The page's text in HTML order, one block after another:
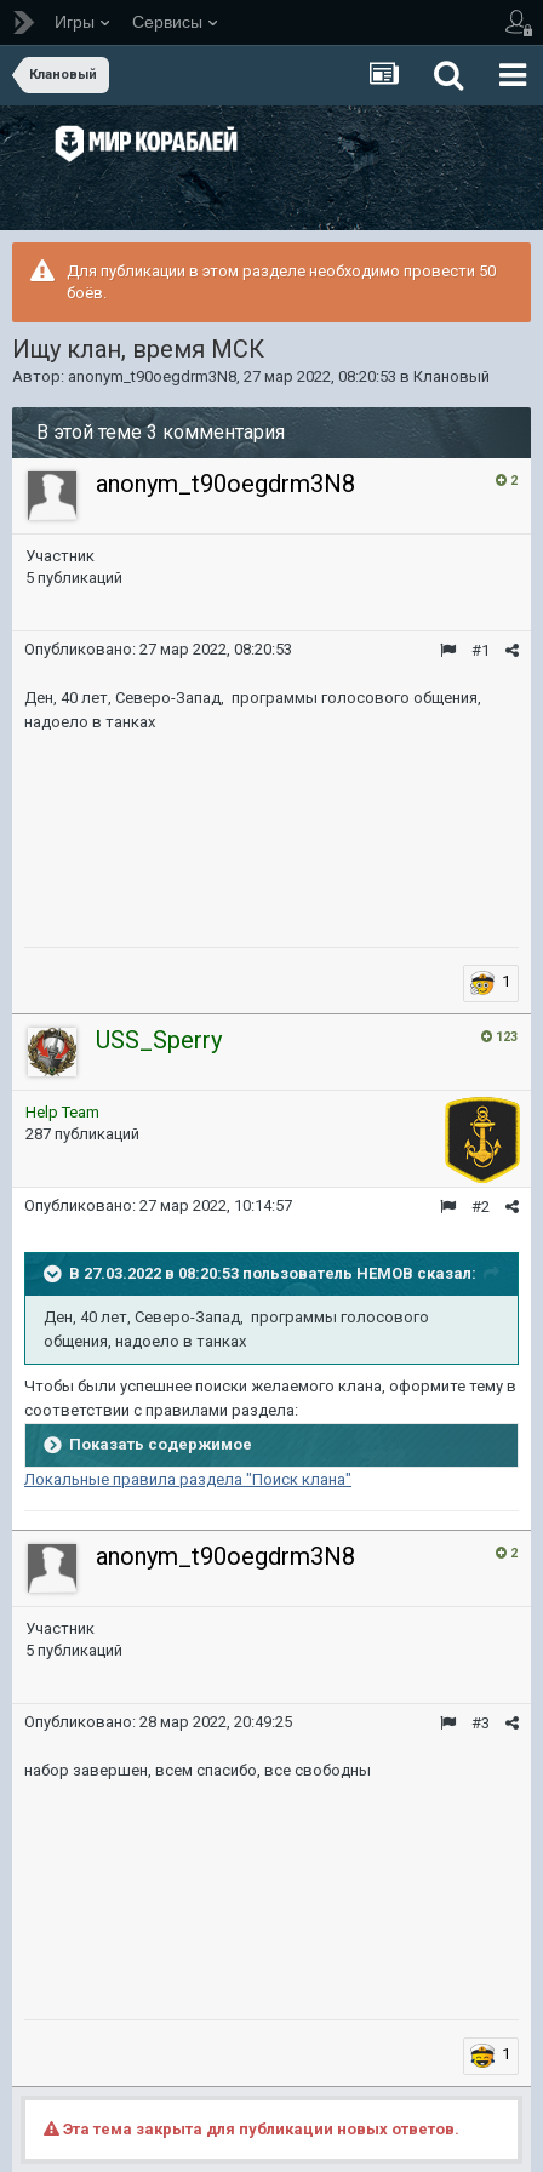
Игры Сервисы
Клановый
Для публикации в этом разделе необходимо провести 50
боёв.
Ищу клан, время МСК
Автор: anonym_t90oegdrm3N8, 27 мар 2022, 08:20:53 в Клановый
В этой теме 3 комментария
2
anonym_t90oegdrm3N8
Участник
5 публикаций
#1
Опубликовано: 27 мар 2022, 08:20:53
Ден, 40 лет, Северо-Запад, программы голосового общения,
надоело в танках
1
123
USS_Sperry
Help Team
287 публикаций
#2
Опубликовано: 27 мар 2022, 10:14:57
В 27.03.2022 в 08:20:53 пользователь HEMOB сказал:
Ден, 40 лет, Северо-Запад, программы голосового
общения, надоело в танках
Чтобы были успешнее поиски желаемого клана, оформите тему в
соответствии с правилами раздела:
Показать содержимое
Локальные правила раздела "Поиск клана"
2
anonym_t90oegdrm3N8
Участник
5 публикаций
#3
Опубликовано: 28 мар 2022, 20:49:25
набор завершен, всем спасибо, все свободны
1
Эта тема закрыта для публикации новых ответов.